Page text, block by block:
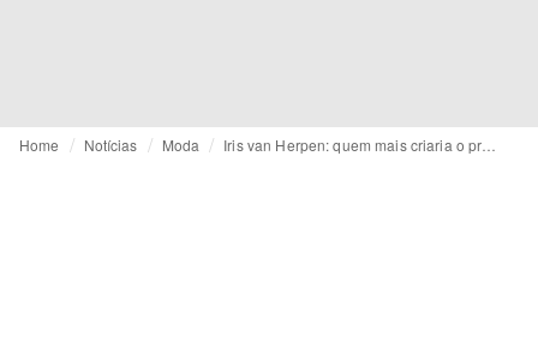
Home Notícias Moda